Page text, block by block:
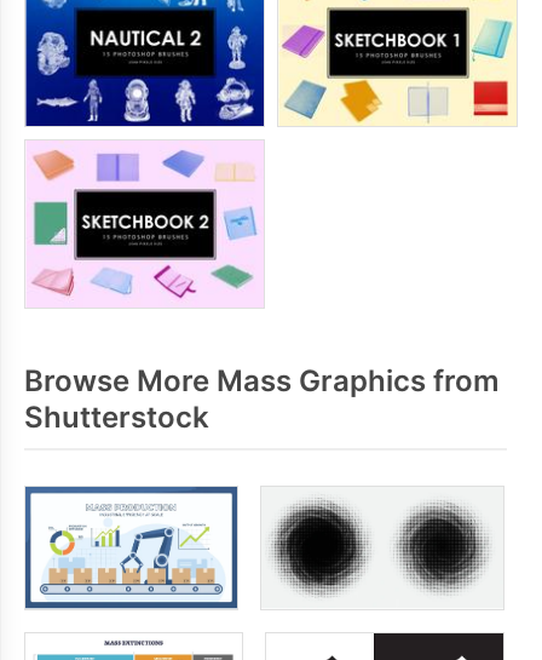
Browse More Mass Graphics from
Shutterstock